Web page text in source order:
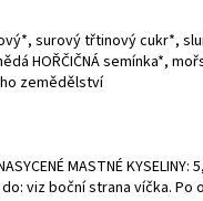
surový třtinový cukr*,
HOŘČIČNÁ semínka*,
zemědělství
MASTNÉ
do: viz boční strana víčka.